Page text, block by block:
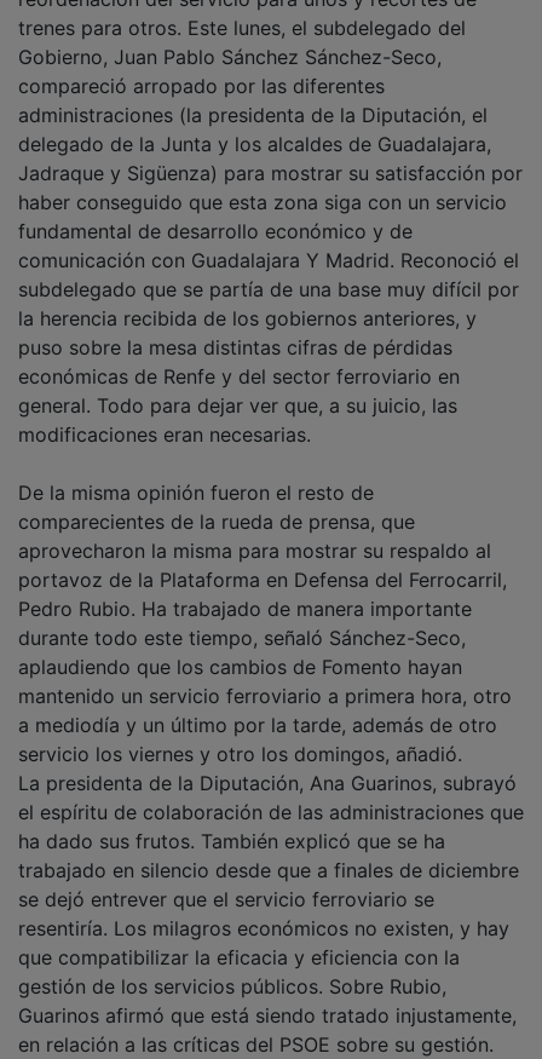
trenes para otros. Este lunes, el subdelegado del
Gobierno, Juan Pablo Sánchez Sánchez-Seco,
compareció arropado por las diferentes
administraciones (la presidenta de la Diputación, el
delegado de la Junta y los alcaldes de Guadalajara,
Jadraque y Sigüenza) para mostrar su satisfacción por
haber conseguido que esta zona siga con un servicio
fundamental de desarrollo económico y de
comunicación con Guadalajara Y Madrid. Reconoció el
subdelegado que se partía de una base muy difícil por
la herencia recibida de los gobiernos anteriores, y
puso sobre la mesa distintas cifras de pérdidas
económicas de Renfe y del sector ferroviario en
general. Todo para dejar ver que, a su juicio, las
modificaciones eran necesarias.
comparecientes de la rueda de prensa, que
aprovecharon la misma para mostrar su respaldo al
portavoz de la Plataforma en Defensa del Ferrocarril,
Pedro Rubio. Ha trabajado de manera importante
durante todo este tiempo, señaló Sánchez-Seco,
aplaudiendo que los cambios de Fomento hayan
mantenido un servicio ferroviario a primera hora, otro
a mediodía y un último por la tarde, además de otro
servicio los viernes y otro los domingos, añadió.
La presidenta de la Diputación, Ana Guarinos, subrayó
el espíritu de colaboración de las administraciones que
ha dado sus frutos. También explicó que se ha
trabajado en silencio desde que a finales de diciembre
se dejó entrever que el servicio ferroviario se
resentiría. Los milagros económicos no existen, y hay
que compatibilizar la eficacia y eficiencia con la
gestión de los servicios públicos. Sobre Rubio,
Guarinos afirmó que está siendo tratado injustamente,
en relación a las críticas del PSOE sobre su gestión.